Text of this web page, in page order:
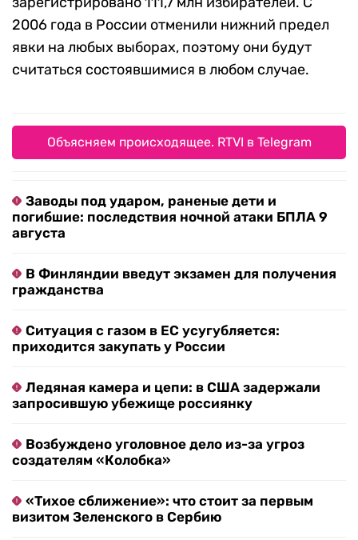
2006 года в России отменили нижний предел
явки на любых выборах, поэтому они будут
считаться состоявшимися в любом случае.
Объясняем происходящее. RTVI в Telegram
Заводы под ударом, раненые дети и
погибшие: последствия ночной атаки БПЛА 9
августа
В Финляндии введут экзамен для получения
гражданства
Ситуация с газом в ЕС усугубляется:
приходится закупать у России
Ледяная камера и цепи: в США задержали
запросившую убежище россиянку
Возбуждено уголовное дело из-за угроз
создателям «Колобка»
«Тихое сближение»: что стоит за первым
визитом Зеленского в Сербию